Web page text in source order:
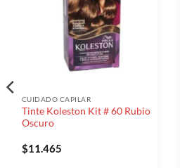
CUIDADO CAPILAR
Tinte Koleston Kit # 60 Rubio
Oscuro
$11.465